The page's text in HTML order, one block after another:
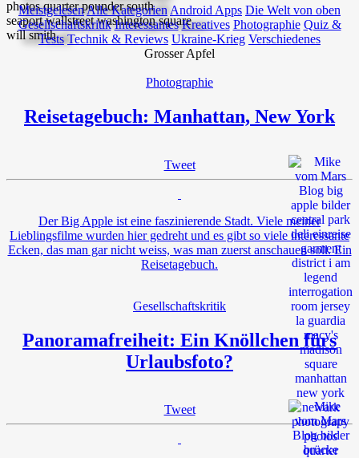
MeistgelesenAlle Kategorien Android Apps Die Welt von oben
Gesellschaftskritik Interessantes Kreatives Photographie Quiz &
Tests Technik & Reviews Ukraine-Krieg Verschiedenes
Grosser Apfel
Photographie
Reisetagebuch: Manhattan, New York
Tweet
Der Big Apple ist eine faszinierende Stadt. Viele meiner
Lieblingsfilme wurden hier gedreht und es gibt so viele interessante
Ecken, das man gar nicht weiss, was man zuerst anschauen soll. Ein
Reisetagebuch.
Gesellschaftskritik
Panoramafreiheit: Ein Knöllchen fürs
Urlaubsfoto?
Tweet